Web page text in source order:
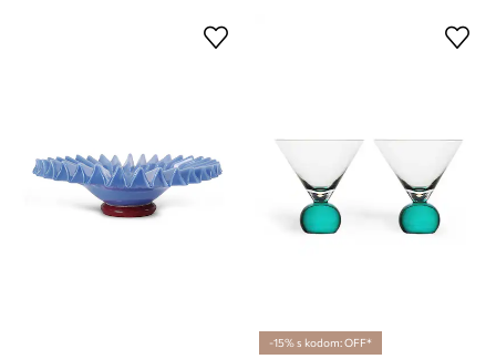
-15% s kodom: OFF*